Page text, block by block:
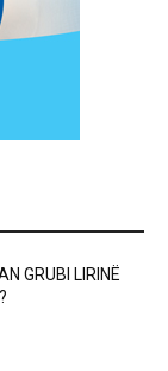
GRUBI LIRINË